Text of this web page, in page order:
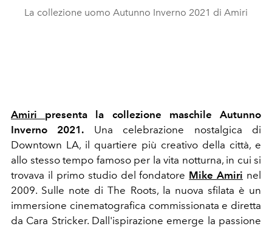
La collezione uomo Autunno Inverno 2021 di Amiri
Amiri presenta la collezione maschile Autunno
Inverno 2021. Una celebrazione nostalgica
di
Downtown LA, il quartiere più creativo della città, e
allo stesso tempo famoso per la vita notturna, in cui si
trovava il primo studio del fondatore Mike Amiri nel
2009. Sulle note di The Roots, la nuova sfilata è un
immersione cinematografica commissionata e diretta
da Cara Stricker. Dall'ispirazione emerge la passione